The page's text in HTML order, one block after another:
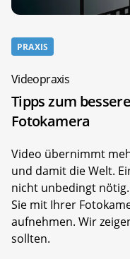
PRAXIS
Videopraxis
Tipps zum
Fotokamera
Video übernimmt
und damit die Welt.
nicht unbedingt
Sie mit Ihrer
aufnehmen. Wir
sollten.